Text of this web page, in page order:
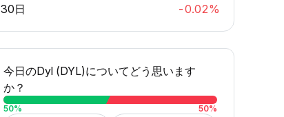
30日
-0.02%
今日のDyl (DYL)についてどう思います
か？
50% 50%